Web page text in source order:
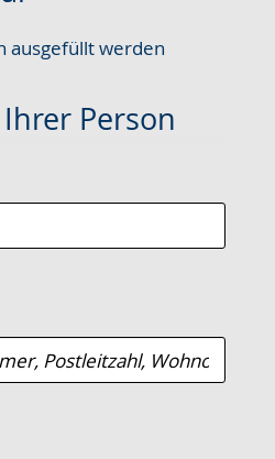
ausgefüllt werden
Person